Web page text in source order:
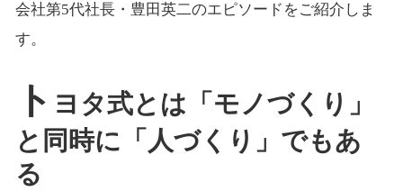
会社第5代社長・豊田英二のエピソードをご紹介しま
す。
ト ヨタ式とは「モノづくり」
と同時に「人づくり」でもあ
る